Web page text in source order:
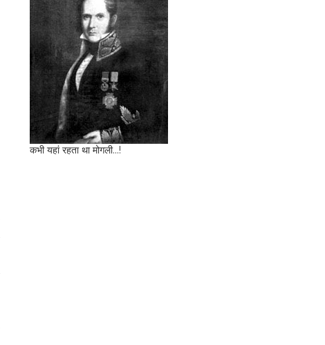
कभी यहां रहता था मोगली...!